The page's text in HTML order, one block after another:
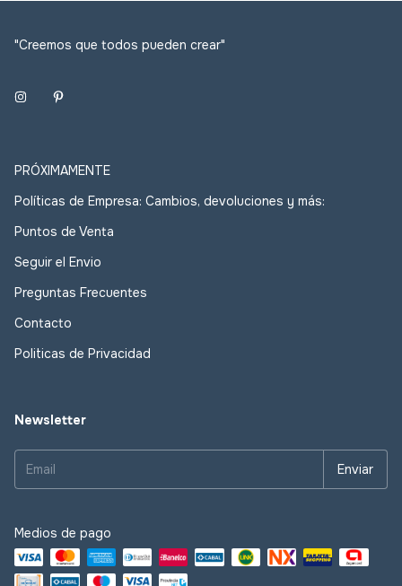
"Creemos que todos pueden crear"
PRÓXIMAMENTE
Políticas de Empresa: Cambios, devoluciones y más:
Puntos de Venta
Seguir el Envio
Preguntas Frecuentes
Contacto
Politicas de Privacidad
Newsletter
Medios de pago